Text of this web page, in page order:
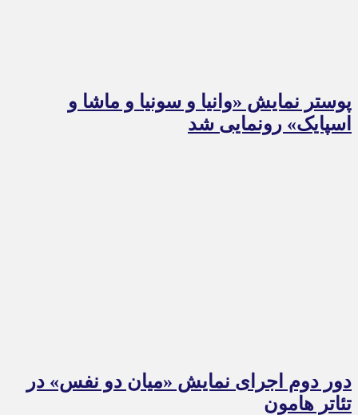
پوستر نمایش «وانیا و سونیا و ماشا و
اسپایک» رونمایی شد
دور دوم اجرای نمایش «میان دو نفس» در
تئاتر هامون